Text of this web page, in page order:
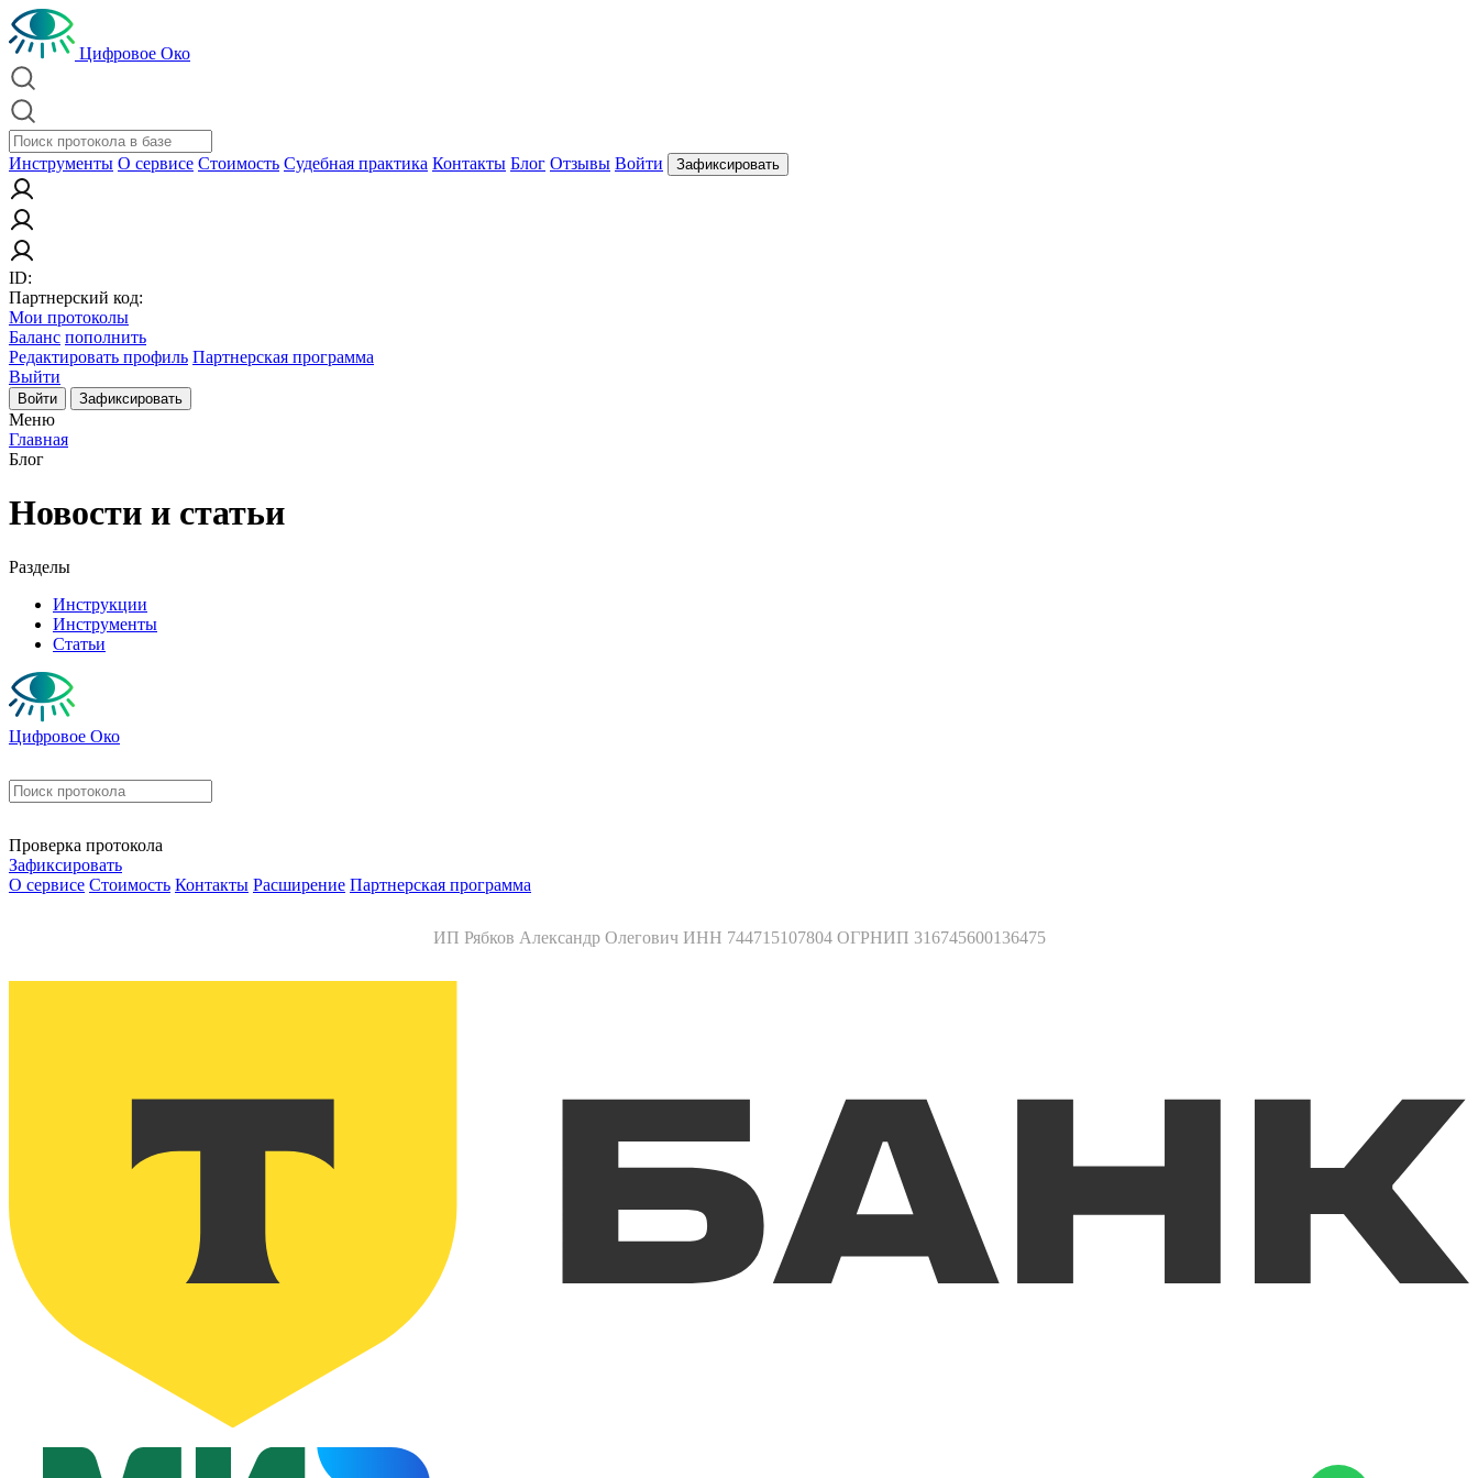
Цифровое Око
Инструменты О сервисе Стоимость Судебная практика Контакты Блог Отзывы Войти Зафиксировать
ID:
Партнерский код:
Мои протоколы
Баланс пополнить
Редактировать профиль Партнерская программа
Выйти
Войти Зафиксировать
Меню
Главная
Блог
Новости и статьи
Разделы
Инструкции
Инструменты
Статьи
Цифровое Око
Проверка протокола
Зафиксировать
О сервисе Стоимость Контакты Расширение Партнерская программа
ИП Рябков Александр Олегович ИНН 744715107804 ОГРНИП 316745600136475